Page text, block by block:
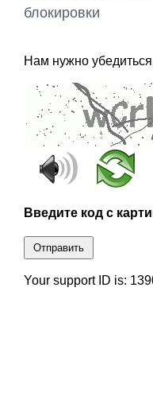
блокировки
Нам нужно
Введите код с
Отправить
Your support ID is: